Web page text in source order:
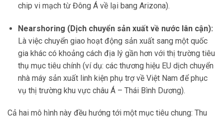
chip vi mạch từ Đông Á về lại bang Arizona).
Nearshoring (Dịch chuyển sản xuất về nước lân cận):
Là việc chuyển giao hoạt động sản xuất sang một quốc
gia khác có khoảng cách địa lý gần hơn với thị trường tiêu
thụ mục tiêu chính (ví dụ: các thương hiệu EU dịch chuyển
nhà máy sản xuất linh kiện phụ trợ về Việt Nam để phục
vụ thị trường khu vực châu Á – Thái Bình Dương).
Cả hai mô hình này đều hướng tới một mục tiêu chung: Thu